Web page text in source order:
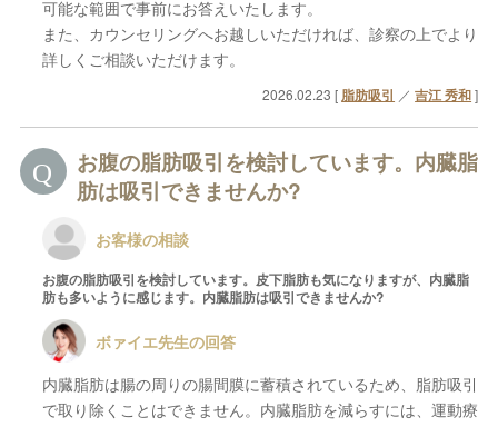
可能な範囲で事前にお答えいたします。
また、カウンセリングへお越しいただければ、診察の上でより
詳しくご相談いただけます。
2026.02.23 [ 脂肪吸引 ／吉江 秀和]
お腹の脂肪吸引を検討しています。内臓脂
肪は吸引できませんか?
お客様の相談
お腹の脂肪吸引を検討しています。皮下脂肪も気になりますが、内臓脂
肪も多いように感じます。内臓脂肪は吸引できませんか?
ボァイエ先生の回答
内臓脂肪は腸の周りの腸間膜に蓄積されているため、脂肪吸引
で取り除くことはできません。内臓脂肪を減らすには、運動療